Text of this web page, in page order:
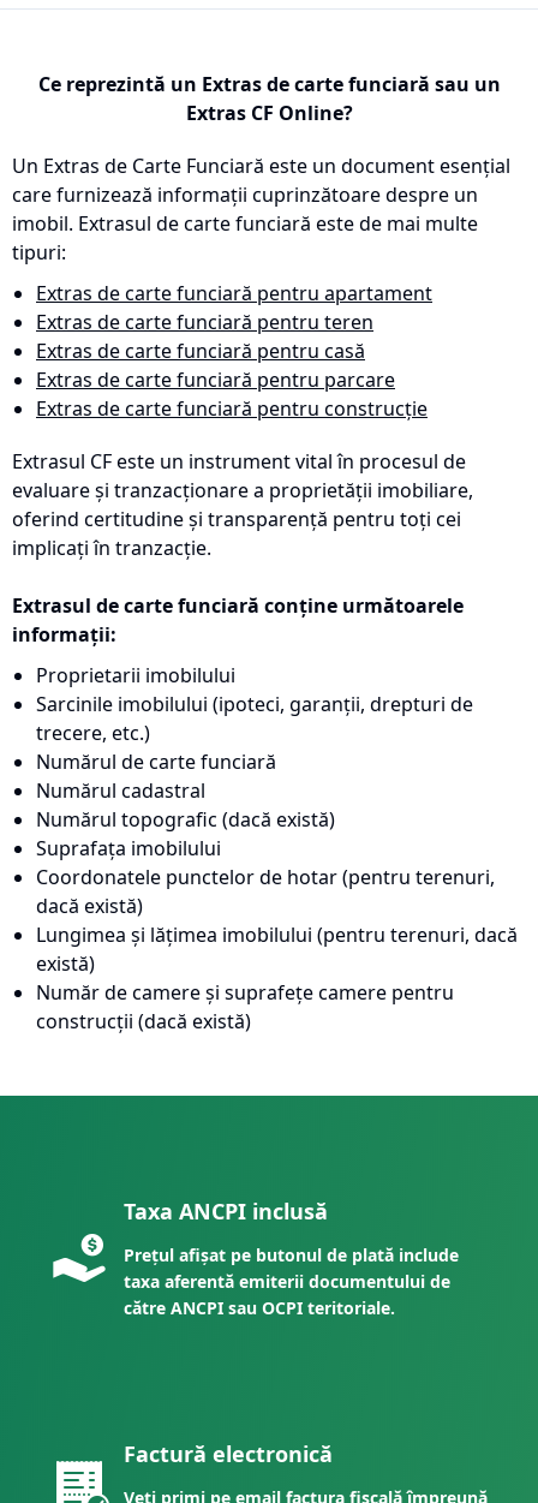
Ce reprezintă un Extras de carte funciară sau un
Extras CF Online?
Un Extras de Carte Funciară este un document esențial
care furnizează informații cuprinzătoare despre un
imobil. Extrasul de carte funciară este de mai multe
tipuri:
Extras de carte funciară pentru apartament
Extras de carte funciară pentru teren
Extras de carte funciară pentru casă
Extras de carte funciară pentru parcare
Extras de carte funciară pentru construcție
Extrasul CF este un instrument vital în procesul de
evaluare și tranzacționare a proprietății imobiliare,
oferind certitudine și transparență pentru toți cei
implicați în tranzacție.
Extrasul de carte funciară conține următoarele
informații:
Proprietarii imobilului
Sarcinile imobilului (ipoteci, garanții, drepturi de
trecere, etc.)
Numărul de carte funciară
Numărul cadastral
Numărul topografic (dacă există)
Suprafața imobilului
Coordonatele punctelor de hotar (pentru terenuri,
dacă există)
Lungimea și lățimea imobilului (pentru terenuri, dacă
există)
Număr de camere și suprafețe camere pentru
construcții (dacă există)
Taxa ANCPI inclusă
Prețul afișat pe butonul de plată include
taxa aferentă emiterii documentului de
către ANCPI sau OCPI teritoriale.
Factură electronică
Veți primi pe email factura fiscală împreună